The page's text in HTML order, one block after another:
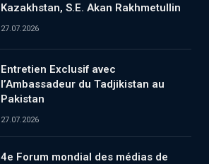
Kazakhstan, S.E. Akan Rakhmetullin
27.07.2026
Entretien Exclusif avec
l’Ambassadeur du Tadjikistan au
Pakistan
27.07.2026
4e Forum mondial des médias de